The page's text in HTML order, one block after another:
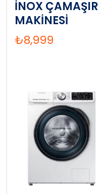
İNOX ÇAMAŞIR
MAKİNESİ
₺8,999